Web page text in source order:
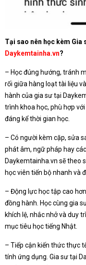
Tại sao nên học kèm Gia
Daykemtainha.vn?
– Học đúng hướng, tránh
rối giữa hàng loạt tài liệu
hành của gia sư tại
trình khoa học, phù hợp
đáng kể thời gian học.
– Có người kèm cặp, sửa
phát âm, ngữ pháp hay
Daykemtainha.vn sẽ theo
học viên tiến bộ nhanh và
– Động lực học tập cao
đồng hành. Học cùng gia
khích lệ, nhắc nhở và duy
mục tiêu học tiếng Nhật.
– Tiếp cận kiến thức thực
tính ứng dụng. Gia sư tại